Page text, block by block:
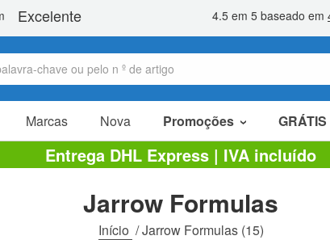
Marcas Nova Promoções GRÁTIS
Artigos em promoção
Pacotes promocionais
Liquidaçao
Entrega DHL Express | IVA incluído
Jarrow Formulas
Início /Jarrow Formulas(15)